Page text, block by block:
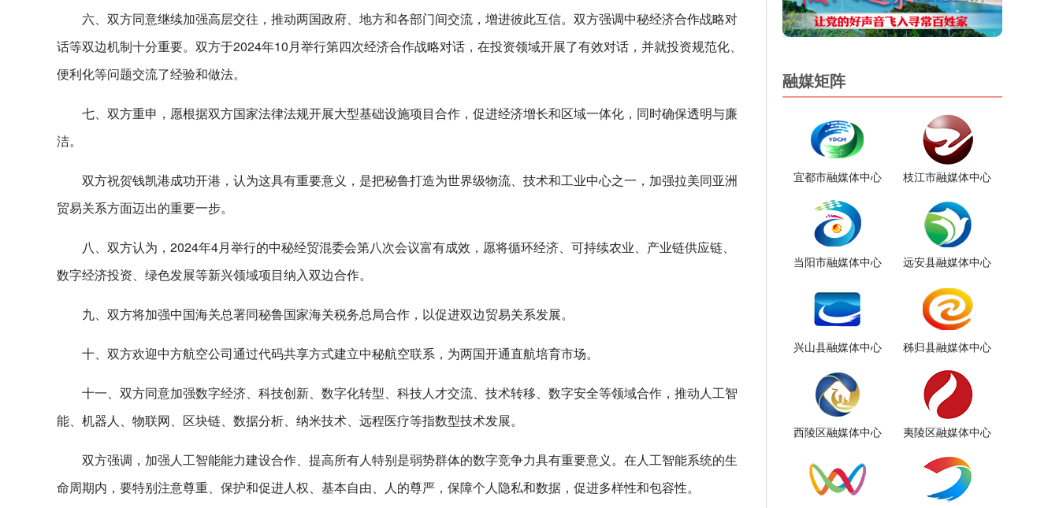
六、双方同意继续加强高层交往，推动两国政府、地方和各部门间交流，增进彼此互信。双方强调中秘经济合作战略对
话等双边机制十分重要。双方于2024年10月举行第四次经济合作战略对话，在投资领域开展了有效对话，并就投资规范化、
便利化等问题交流了经验和做法。
七、双方重申，愿根据双方国家法律法规开展大型基础设施项目合作，促进经济增长和区域一体化，同时确保透明与廉
洁。
双方祝贺钱凯港成功开港，认为这具有重要意义，是把秘鲁打造为世界级物流、技术和工业中心之一，加强拉美同亚洲
贸易关系方面迈出的重要一步。
八、双方认为，2024年4月举行的中秘经贸混委会第八次会议富有成效，愿将循环经济、可持续农业、产业链供应链、
数字经济投资、绿色发展等新兴领域项目纳入双边合作。
九、双方将加强中国海关总署同秘鲁国家海关税务总局合作，以促进双边贸易关系发展。
十、双方欢迎中方航空公司通过代码共享方式建立中秘航空联系，为两国开通直航培育市场。
十一、双方同意加强数字经济、科技创新、数字化转型、科技人才交流、技术转移、数字安全等领域合作，推动人工智
能、机器人、物联网、区块链、数据分析、纳米技术、远程医疗等指数型技术发展。
双方强调，加强人工智能能力建设合作、提高所有人特别是弱势群体的数字竞争力具有重要意义。在人工智能系统的生
命周期内，要特别注意尊重、保护和促进人权、基本自由、人的尊严，保障个人隐私和数据，促进多样性和包容性。
融媒矩阵
宜都市融媒体中心 枝江市融媒体中心
当阳市融媒体中心 远安县融媒体中心
兴山县融媒体中心 秭归县融媒体中心
西陵区融媒体中心 夷陵区融媒体中心